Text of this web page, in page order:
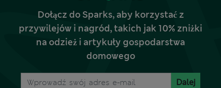
Dołącz do Sparks, aby korzystać z
przywilejów i nagród, takich jak 10% zniżki
na odzież i artykuły gospodarstwa
domowego
Dalej